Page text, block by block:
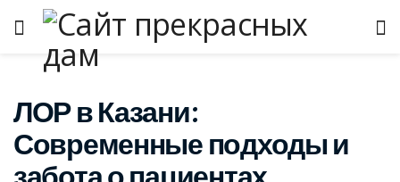
ЛОР в Казани:
Современные подходы и